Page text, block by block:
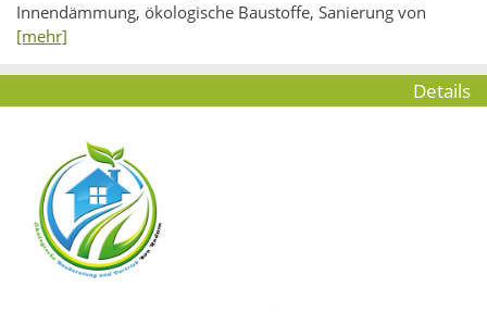
Innendämmung, ökologische Baustoffe, Sanierung von
[mehr]
Details